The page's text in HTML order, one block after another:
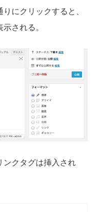
にクリックすると、
される。
ンクタグは挿入され